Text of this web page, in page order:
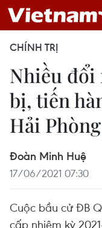
CHÍNH TRỊ
Nhiều đổi
bị, tiến
Hải Phòng
Đoàn Minh Huệ
17/06/2021 07:30
Cuộc bầu cử ĐB
cấp nhiệm kỳ